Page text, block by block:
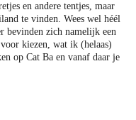
en andere tentjes, maar
te vinden. Wees wel héél
bevinden zich namelijk een
kiezen, wat ik (helaas)
op Cat Ba en vanaf daar je